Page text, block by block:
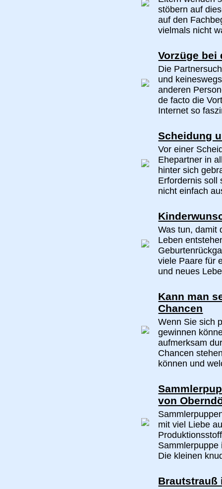
stöbern auf
auf den
vielmals nicht
Vorzüge bei
Die
und
anderen
de facto die
Internet so
Scheidung
Vor einer
Ehepartner in
hinter sich
Erfordernis soll
nicht einfach
Was tun, damit
Leben
viele Paare für
und neues
Kann man
Chancen
Wenn Sie sich
gewinnen
aufmerksam
Chancen
können und
von
mit viel Liebe
Sammlerpuppe
Die kleinen
Brautstrauß